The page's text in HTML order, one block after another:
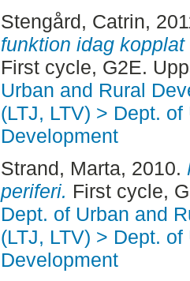
Stengård, Catrin,
funktion idag
First cycle, G2E.
Urban and Rural
(LTJ, LTV) > Dept.
Development
Strand, Marta, 2010.
periferi. First cycle,
Dept. of Urban and
(LTJ, LTV) > Dept.
Development